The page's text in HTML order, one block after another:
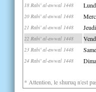
18 Rabi' al-awwal 1448
20 Rabi' al-awwal 1448
21 Rabi' al-awwal 1448
22 Rabi' al-awwal 1448
23 Rabi' al-awwal 1448
24 Rabi' al-awwal 1448
* Attention, le shuruq n'est